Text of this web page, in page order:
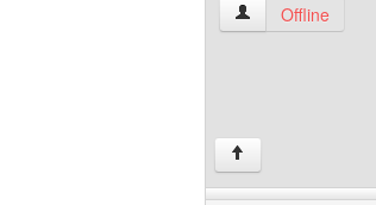
homepage-charts
Offline
↑